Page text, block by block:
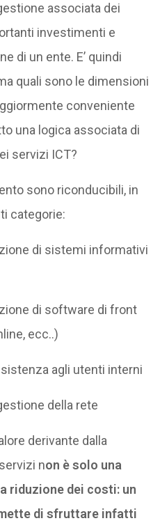
associata dei
investimenti e
di un ente. E’ quindi
quali sono le dimensioni
conveniente
una logica associata di
servizi ICT?
sono riconducibili, in
categorie:
di sistemi informativi
di software di front
ecc..)
agli utenti interni
della rete
derivante dalla
non è solo una
riduzione dei costi: un
di sfruttare infatti